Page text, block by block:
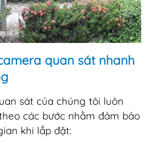
quan sát nhanh
sát của chúng tôi luôn
các bước nhằm đảm bảo
khi lắp đặt: